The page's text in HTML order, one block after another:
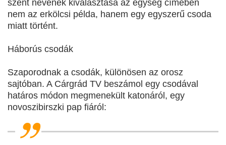
szent nevének kiválasztása az egység címében
nem az erkölcsi példa, hanem egy egyszerű csoda
miatt történt.
Háborús csodák
Szaporodnak a csodák, különösen az orosz
sajtóban. A Cárgrád TV beszámol egy csodával
határos módon megmenekült katonáról, egy
novoszibirszki pap fiáról: